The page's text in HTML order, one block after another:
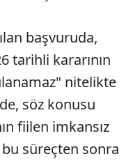
başvuruda,
tarihli kararının
nitelikte
söz konusu
fiilen imkansız
süreçten sonra